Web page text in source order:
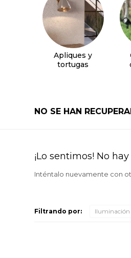
Apliques y
tortugas
NO SE HAN
¡Lo sentimos! No
Inténtalo nuevamente con
Filtrando por: Iluminación